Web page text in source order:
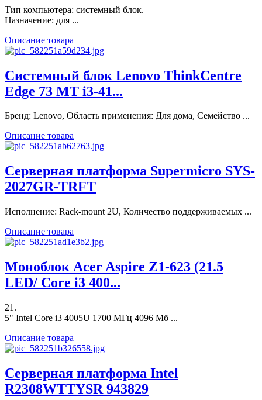
Тип компьютера: системный блок.
Назначение: для ...
Описание товара
Системный блок Lenovo ThinkCentre
Edge 73 MT i3-41...
Бренд: Lenovo, Область применения: Для дома, Семейство ...
Описание товара
Серверная платформа Supermicro SYS-
2027GR-TRFT
Исполнение: Rack-mount 2U, Количество поддерживаемых ...
Описание товара
Моноблок Acer Aspire Z1-623 (21.5
LED/ Core i3 400...
21.
5" Intel Core i3 4005U 1700 МГц 4096 Мб ...
Описание товара
Серверная платформа Intel
R2308WTTYSR 943829